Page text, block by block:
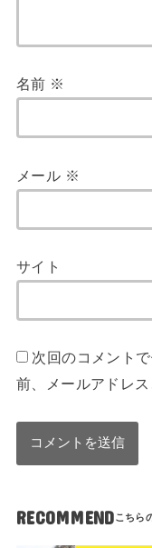
名前 ※
メール ※
サイト
次回のコメント
前、メールアドレス
RECOMMEND